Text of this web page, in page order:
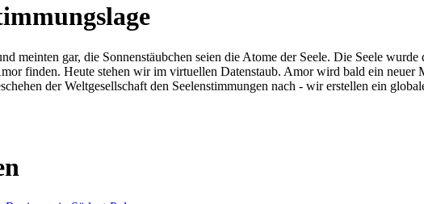
meinten gar, die Sonnenstäubchen seien die Atome der Seele. Die Seele
finden. Heute stehen wir im virtuellen Datenstaub. Amor wird bald ein neuer
der Weltgesellschaft den Seelenstimmungen nach - wir erstellen ein